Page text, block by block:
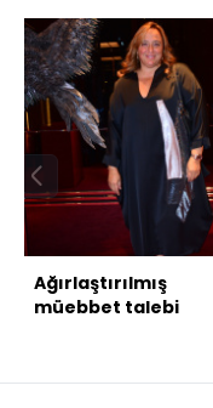
Ağırlaştırılmış
müebbet talebi